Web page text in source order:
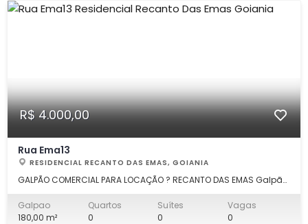
R$ 4.000,00
Rua Ema13
RESIDENCIAL RECANTO DAS EMAS, GOIANIA
GALPÃO COMERCIAL PARA LOCAÇÃO ? RECANTO DAS EMAS Galpão
2 banheiros; 6m² pé direito; Entre em contato para mais
informações ou para agendar uma visita! IMPERIAL IMÓVEIS
Galpao
180,00 m²
Quartos
0
Suítes
0
Vagas
0